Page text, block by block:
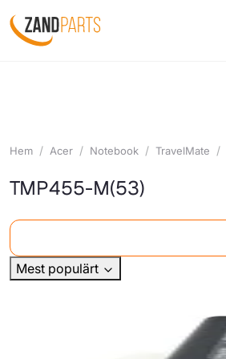
Hem Acer Notebook TravelMate
TMP455-M(53)
Mest populärt